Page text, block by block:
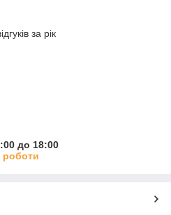
за рік
до 18:00
роботи